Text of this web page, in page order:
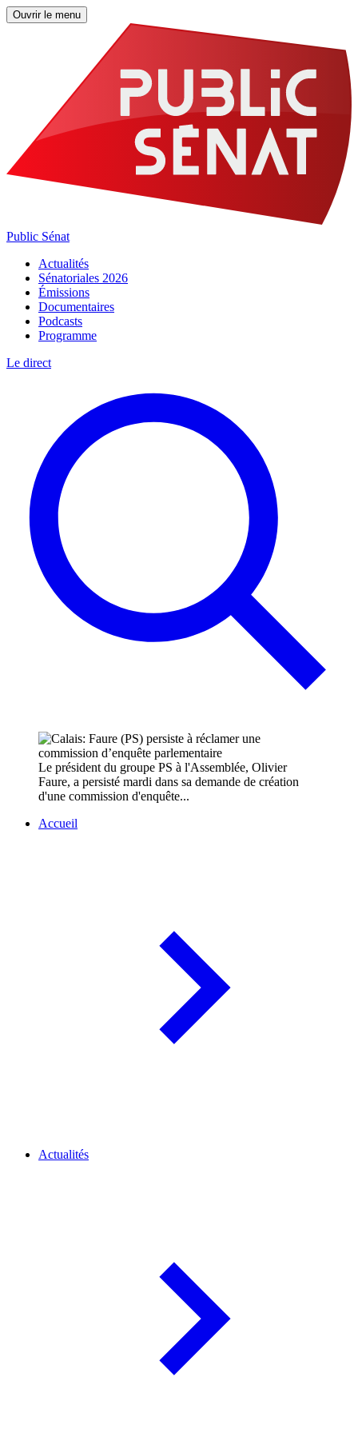
Ouvrir le menu
Public Sénat
Actualités
Sénatoriales 2026
Émissions
Documentaires
Podcasts
Programme
Le direct
Le président du groupe PS à l'Assemblée, Olivier
Faure, a persisté mardi dans sa demande de création
d'une commission d'enquête...
Accueil
Actualités